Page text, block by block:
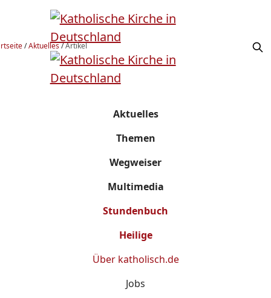
/Aktuelles/Artikel
Aktuelles
Themen
Wegweiser
Multimedia
Stundenbuch
Heilige
Über katholisch.de
Jobs